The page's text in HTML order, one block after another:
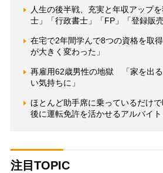
人生の後半戦、充実と年収アップ
士」「行政書士」「FP」「登録販売
在宅で2年間学んで8つの資格を取
が大きく変わった」
再雇用62歳男性の地獄 「家を出
い気持ちに」
ほとんど助手席に乗っているだけ
後に運転免許を活かせるアルバイト
注目TOPIC